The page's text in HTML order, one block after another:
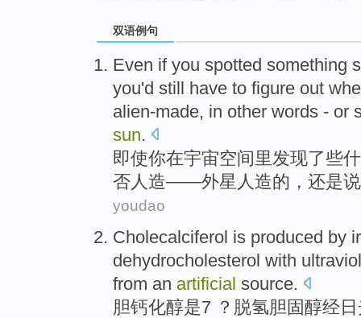
双语例句
Even if you spotted something
you'd still have to figure out
alien-made, in other words - or
sun.
即使你在宇宙空间里发现了些
否 人造——外星 人造的， 还是说
youdao
Cholecalciferol is produced by
dehydrocholesterol with
from an artificial source.
胆钙化醇是7 ？脱氢胆固醇经